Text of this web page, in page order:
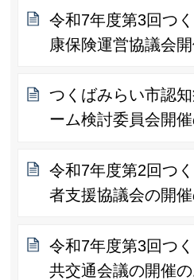
令和7年度第3回つ
康保険運営協議会
つくばみらい市認
ーム検討委員会開
令和7年度第2回つ
者支援協議会の開
令和7年度第3回つ
共交通会議の開催